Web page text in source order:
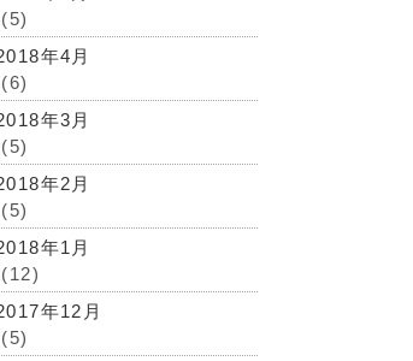
(5)
年4月
(6)
年3月
(5)
年2月
(5)
年1月
(12)
年12月
(5)